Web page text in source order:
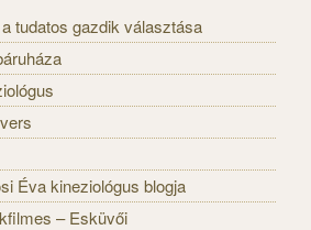
tudatos gazdik választása
Éva kineziológus blogja
– Esküvői